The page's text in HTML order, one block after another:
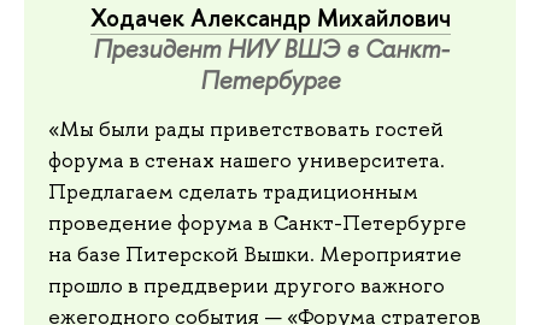
Ходачек Александр Михайлович
Президент НИУ ВШЭ в Санкт-
Петербурге
«Мы были рады приветствовать гостей
форума в стенах нашего университета.
Предлагаем сделать традиционным
проведение форума в Санкт-Петербурге
на базе Питерской Вышки. Мероприятие
прошло в преддверии другого важного
ежегодного события — «Форума стратегов